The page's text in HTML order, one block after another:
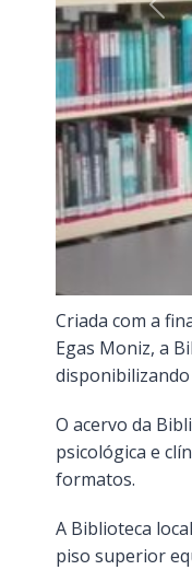
Criada com a
Egas Moniz, a
O acervo da
psicológica e
formatos.
A Biblioteca
piso superior